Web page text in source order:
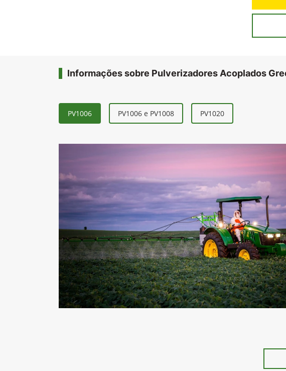
Informações sobre Pulverizadores Acoplados
PV1006 PV1006 e PV1008 PV1020